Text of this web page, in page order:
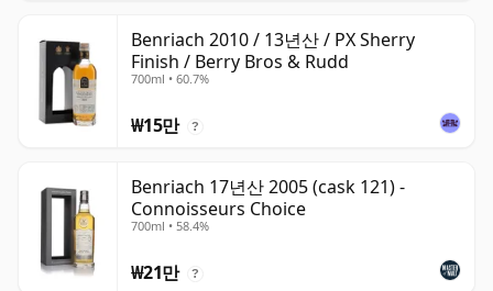
Benriach 2010 / 13년산 / PX Sherry
Finish / Berry Bros & Rudd
700ml • 60.7%
₩15만 ?
Benriach 17년산 2005 (cask 121) -
Connoisseurs Choice
700ml • 58.4%
₩21만 ?